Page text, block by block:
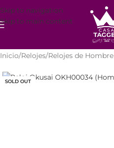
Skip to navigation
Skip to main content
Inicio/Relojes/Relojes de Hombre
SOLD OUT